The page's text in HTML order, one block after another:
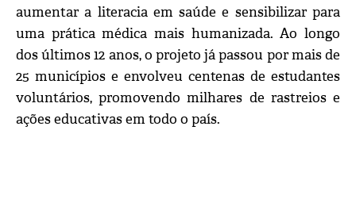
aumentar a literacia em saúde e sensibilizar para
uma prática médica mais humanizada. Ao longo
dos últimos 12 anos, o projeto já passou por mais de
25 municípios e envolveu centenas de estudantes
voluntários, promovendo milhares de rastreios e
ações educativas em todo o país.